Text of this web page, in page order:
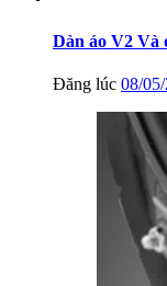
Dàn áo V2 Và
Đăng lúc 08/